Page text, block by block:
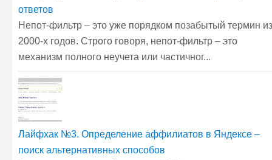
ответов
Непот-фильтр – это уже порядком позабытый термин из
2000-х годов. Строго говоря, непот-фильтр – это
механизм полного неучета или частичног...
Лайфхак №3. Определение аффилиатов в Яндексе –
поиск альтернативных способов